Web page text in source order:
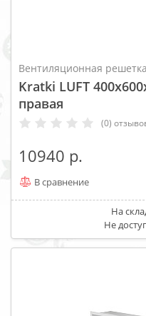
Вентиляционная решетка
Kratki LUFT
правая
(0)
10940
В сравнение
На
Не